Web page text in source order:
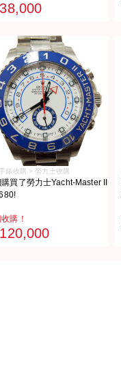
38,000
錶收購 > 勞力士收購
買了勞力士Yacht-Master II
購！
120,000